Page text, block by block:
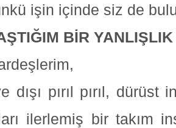
işin içinde siz de
BİR YANLIŞLIK
dışı pırıl pırıl, dürüst
ilerlemiş bir takım